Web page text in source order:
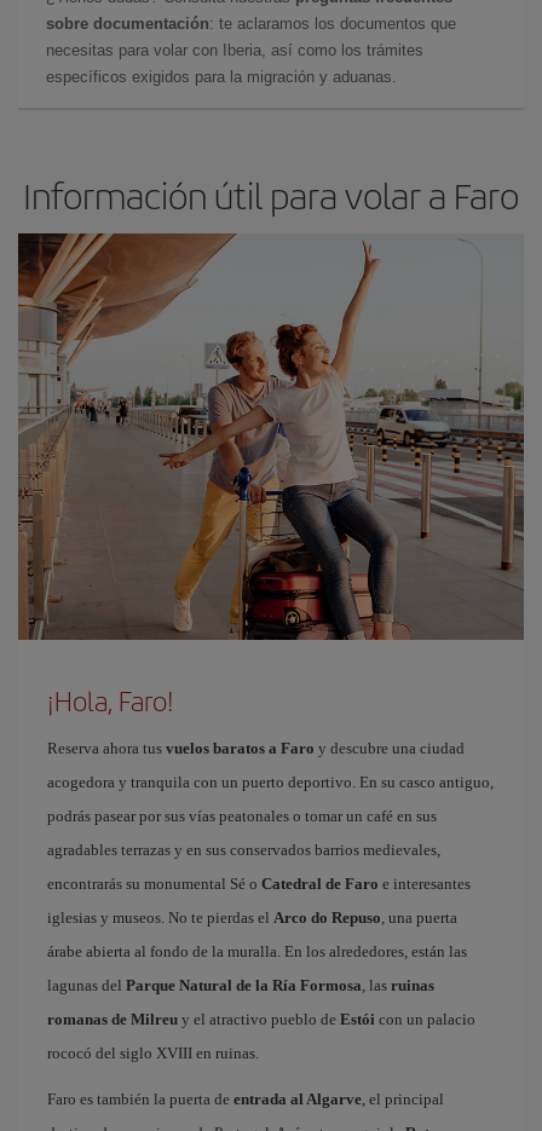
sobre documentación: te aclaramos los documentos que
necesitas para volar con Iberia, así como los trámites
específicos exigidos para la migración y aduanas.
Información útil para volar a Faro
¡Hola, Faro!
Reserva ahora tus vuelos baratos a Faro y descubre una ciudad
acogedora y tranquila con un puerto deportivo. En su casco antiguo,
podrás pasear por sus vías peatonales o tomar un café en sus
agradables terrazas y en sus conservados barrios medievales,
encontrarás su monumental Sé o Catedral de Faro e interesantes
iglesias y museos. No te pierdas el Arco do Repuso, una puerta
árabe abierta al fondo de la muralla. En los alrededores, están las
lagunas del Parque Natural de la Ría Formosa, las ruinas
romanas de Milreu y el atractivo pueblo de Estói con un palacio
rococó del siglo XVIII en ruinas.
Faro es también la puerta de entrada al Algarve, el principal